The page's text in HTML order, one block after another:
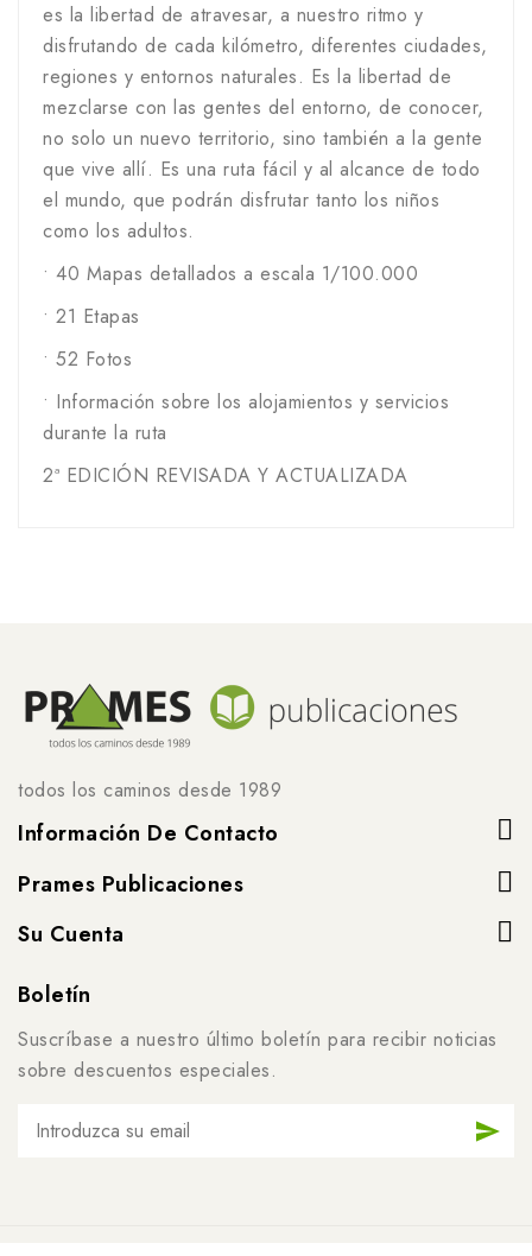
es la libertad de atravesar, a nuestro ritmo y
disfrutando de cada kilómetro, diferentes ciudades,
regiones y entornos naturales. Es la libertad de
mezclarse con las gentes del entorno, de conocer,
no solo un nuevo territorio, sino también a la gente
que vive allí. Es una ruta fácil y al alcance de todo
el mundo, que podrán disfrutar tanto los niños
como los adultos.
• 40 Mapas detallados a escala 1/100.000
• 21 Etapas
• 52 Fotos
• Información sobre los alojamientos y servicios
durante la ruta
2ª EDICIÓN REVISADA Y ACTUALIZADA
todos los caminos desde 1989
Información De Contacto
Prames Publicaciones
Su Cuenta
Boletín
Suscríbase a nuestro último boletín para recibir noticias
sobre descuentos especiales.